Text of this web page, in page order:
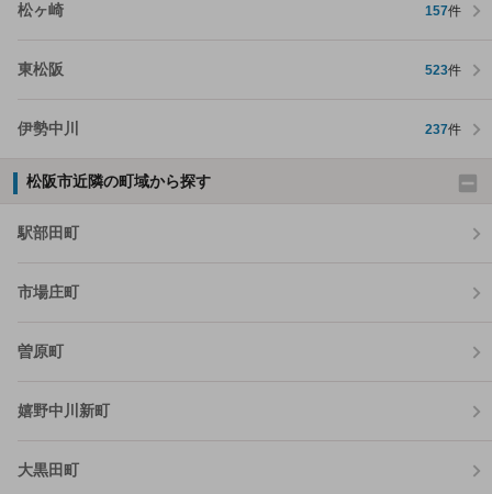
松ヶ崎 157件
東松阪 523件
伊勢中川 237件
松阪市近隣の町域から探す
駅部田町
市場庄町
曽原町
嬉野中川新町
大黒田町